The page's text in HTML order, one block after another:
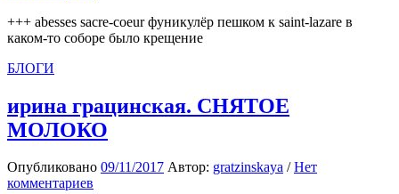
+++ abesses sacre-coeur фуникулёр пешком к saint-lazare в
каком-то соборе было крещение
БЛОГИ
ирина грацинская. СНЯТОЕ
МОЛОКО
Опубликовано 09/11/2017 Автор: gratzinskaya /Нет
комментариев